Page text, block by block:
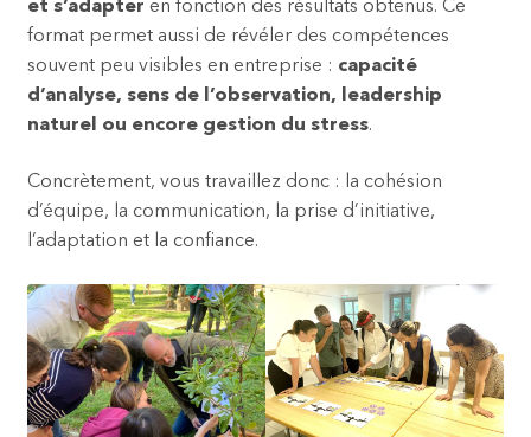
e
n
t
r
p
r
i
e
i
n
s
o
et s’adapter en fonction des résultats obtenus. Ce
format permet aussi de révéler des compétences
souvent peu visibles en entreprise : capacité
d’analyse, sens de l’observation, leadership
naturel ou encore gestion du stress.
Concrètement, vous travaillez donc : la cohésion
d’équipe, la communication, la prise d’initiative,
l’adaptation et la confiance.